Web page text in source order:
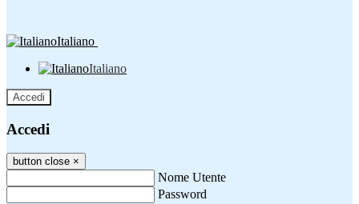
Italiano
Italiano
Accedi
Accedi
button close ×
Nome Utente
Password